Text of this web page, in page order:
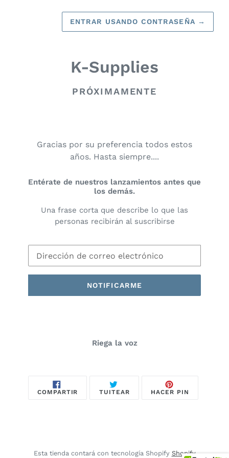
ENTRAR USANDO CONTRASEÑA →
K-Supplies
PRÓXIMAMENTE
Gracias por su preferencia todos estos
años. Hasta siempre....
Entérate de nuestros lanzamientos antes que
los demás.
Una frase corta que describe lo que las
personas recibirán al suscribirse
Electrónico
NOTIFICARME
Riega la voz
COMPARTIR COMPARTIR
TUITEARTUITEARHACER PIN
Esta tienda contará con tecnología Shopify Shopify